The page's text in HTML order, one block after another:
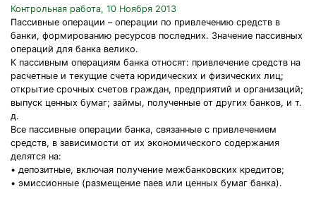
Контрольная работа, 10 Ноября 2013
Пассивные операции – операции по привлечению средств в
банки, формированию ресурсов последних. Значение пассивных
операций для банка велико.
К пассивным операциям банка относят: привлечение средств на
расчетные и текущие счета юридических и физических лиц;
открытие срочных счетов граждан, предприятий и организаций;
выпуск ценных бумаг; займы, полученные от других банков, и т.
д.
Все пассивные операции банка, связанные с привлечением
средств, в зависимости от их экономического содержания
делятся на:
• депозитные, включая получение межбанковских кредитов;
• эмиссионные (размещение паев или ценных бумаг банка).